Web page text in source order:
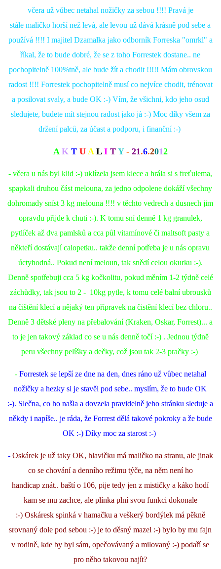
včera už vůbec netahal nožičky za sebou !!!! Pravá je
stále maličko horší než levá, ale levou už dává krásně pod sebe a
používá !!!! I majitel Dzamalka jako odborník Forreska "omrkl" a
říkal, že to bude dobré, že se z toho Forrestek dostane.. ne
pochopitelně 100%tně, ale bude žít a chodit !!!!! Mám obrovskou
radost !!!! Forrestek pochopitelně musí co nejvíce chodit, trénovat
a posilovat svaly, a bude OK :-) Vím, že všichni, kdo jeho osud
sledujete, budete mít stejnou radost jako já :-) Moc díky všem za
držení palců, za účast a podporu, i finanční :-)
AK T U A L I T Y- 21.6.2012
- včera u nás byl klid :-) uklízela jsem klece a hrála si s freťulema,
spapkali druhou část melouna, za jedno odpolene dokáží všechny
dohromady sníst 3 kg melouna !!!! v těchto vedrech a dusnech jim
opravdu přijde k chuti :-). K tomu sní denně 1 kg granulek,
pytlíček až dva pamlsků a cca půl vitamínové či maltsoft pasty a
někteří dostávají calopetku.. takže denní potřeba je u nás opravu
úctyhodná.. Pokud není meloun, tak snědí celou okurku :-).
Denně spotřebuji cca 5 kg kočkolitu, pokud měním 1-2 týdně celé
záchůdky, tak jsou to 2 - 10kg pytle, k tomu celé balní ubrousků
na čištění klecí a nějaký ten přípravek na čistění klecí bez chloru..
Denně 3 dětské pleny na přebalování (Kraken, Oskar, Forrest)... a
to je jen takový základ co se u nás denně točí :-) . Jednou týdně
peru všechny pelíšky a dečky, což jsou tak 2-3 pračky :-)
- Forrestek se lepší ze dne na den, dnes ráno už vůbec netahal
nožičky a hezky si je stavěl pod sebe.. myslím, že to bude OK
:-). Slečna, co ho našla a dovzela pravidelně jeho stránku sleduje a
někdy i napíše.. je ráda, že Forrest dělá takové pokroky a že bude
OK :-) Díky moc za starost :-)
- Oskárek je už taky OK, hlavičku má maličko na stranu, ale jinak
co se chování a denního režimu týče, na něm není ho
handicap znát.. baští o 106, pije tedy jen z mističky a káko hodí
kam se mu zachce, ale plínka plní svou funkci dokonale
:-) Oskáresk spinká v hamačku a veškerý bordýlek má pěkně
srovnaný dole pod sebou :-) je to děsný mazel :-) bylo by mu fajn
v rodině, kde by byl sám, opečovávaný a milovaný :-) podaří se
pro něho takovou najít?